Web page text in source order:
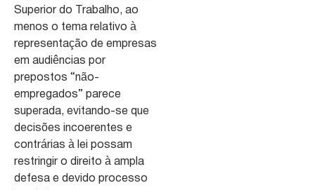
Superior do Trabalho, ao
menos o tema relativo à
representação de empresas
em audiências por
prepostos “não-
empregados” parece
superada, evitando-se que
decisões incoerentes e
contrárias à lei possam
restringir o direito à ampla
defesa e devido processo